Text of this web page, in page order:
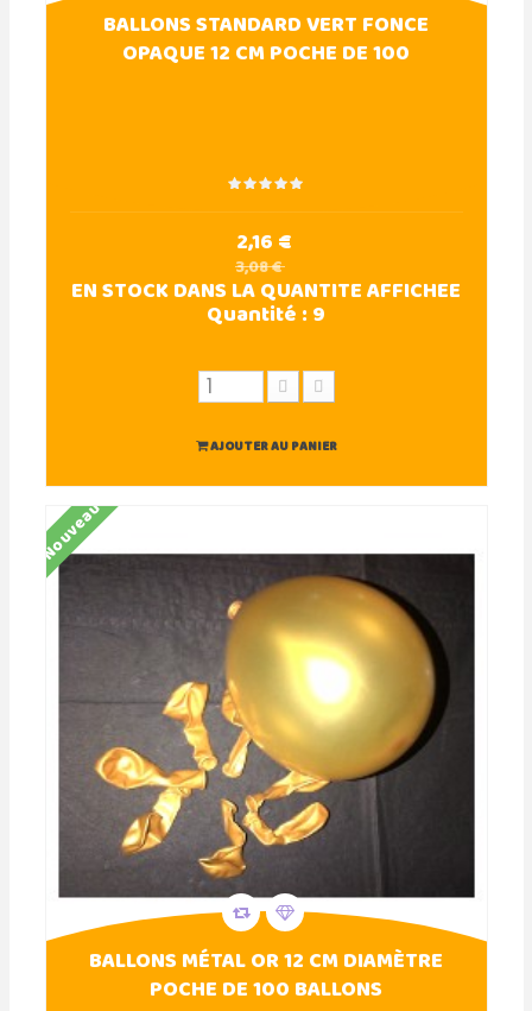
BALLONS STANDARD VERT FONCE
OPAQUE 12 CM POCHE DE 100
2,16 €
3,08 €
EN STOCK DANS LA QUANTITE AFFICHEE
Quantité :9
AJOUTER AU PANIER
Nouveau
BALLONS MÉTAL OR 12 CM DIAMÈTRE
POCHE DE 100 BALLONS